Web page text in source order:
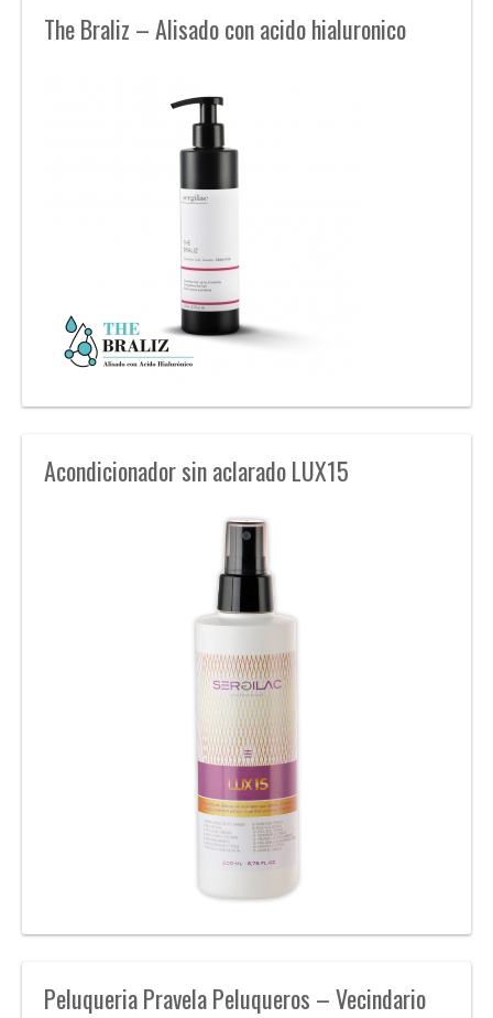
The Braliz – Alisado con acido hialuronico
Acondicionador sin aclarado LUX15
Peluqueria Pravela Peluqueros – Vecindario